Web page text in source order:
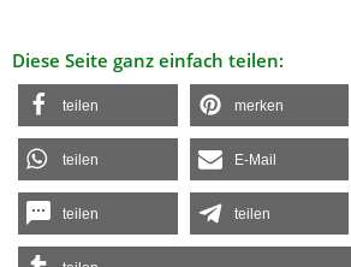
Diese Seite ganz einfach teilen:
teilen merken
teilen E-Mail
teilen teilen